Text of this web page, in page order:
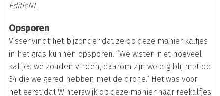
EditieNL.
Opsporen
Visser vindt het bijzonder dat ze op deze manier kalfjes
in het gras kunnen opsporen. “We wisten niet hoeveel
kalfjes we zouden vinden, daarom zijn we erg blij met de
34 die we gered hebben met de drone.” Het was voor
het eerst dat Winterswijk op deze manier naar reekalfjes